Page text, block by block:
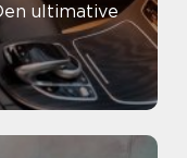
ultimative